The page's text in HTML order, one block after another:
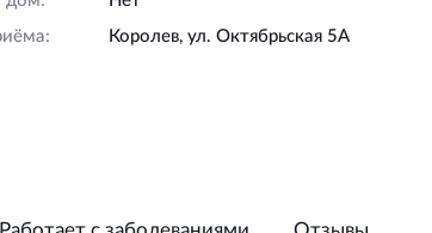
Королев, ул. Октябрьская 5А